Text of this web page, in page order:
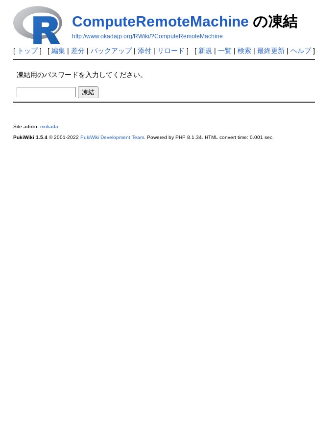
ComputeRemoteMachine の凍結
http://www.okadajp.org/RWiki/?ComputeRemoteMachine
[ トップ] [ 編集| 差分| バックアップ| 添付| リロード ] [ 新規 | 一覧| 検索| 最終更新| ヘルプ]
凍結用のパスワードを入力してください。
Site admin: mokada
PukiWiki 1.5.4© 2001-2022 PukiWiki Development Team. Powered by PHP 8.1.34. HTML convert time: 0.001 sec.